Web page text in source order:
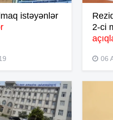
istəyənlər
2-ci
06